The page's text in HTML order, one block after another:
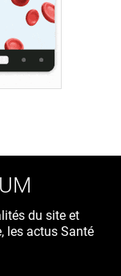
du site et
les actus Santé